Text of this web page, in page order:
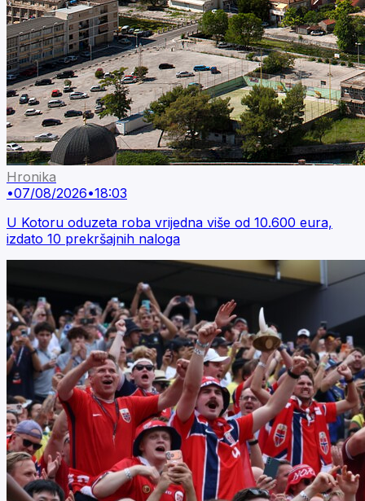
Hronika
•07/08/2026•18:03
U Kotoru oduzeta roba vrijedna više od 10.600 eura,
izdato 10 prekršajnih naloga